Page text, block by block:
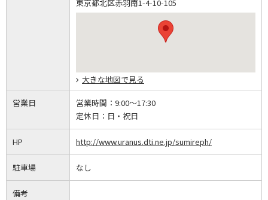
東京都北区赤羽南1-4-10-105
大きな地図で見る
営業日 営業時間： 9:00～17:30
定休日： 日・祝日
HP http://www.uranus.dti.ne.jp/sumireph/
駐車場 なし
備考